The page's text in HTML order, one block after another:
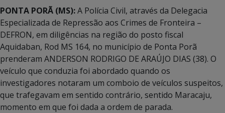
PONTA PORÃ (MS):A Polícia Civil, através da Delegacia
Especializada de Repressão aos Crimes de Fronteira –
DEFRON, em diligências na região do posto fiscal
Aquidaban, Rod MS 164, no município de Ponta Porã
prenderam ANDERSON RODRIGO DE ARAÚJO DIAS (38). O
veículo que conduzia foi abordado quando os
investigadores notaram um comboio de veículos suspeitos,
que trafegavam em sentido contrário, sentido Maracaju,
momento em que foi dada a ordem de parada.